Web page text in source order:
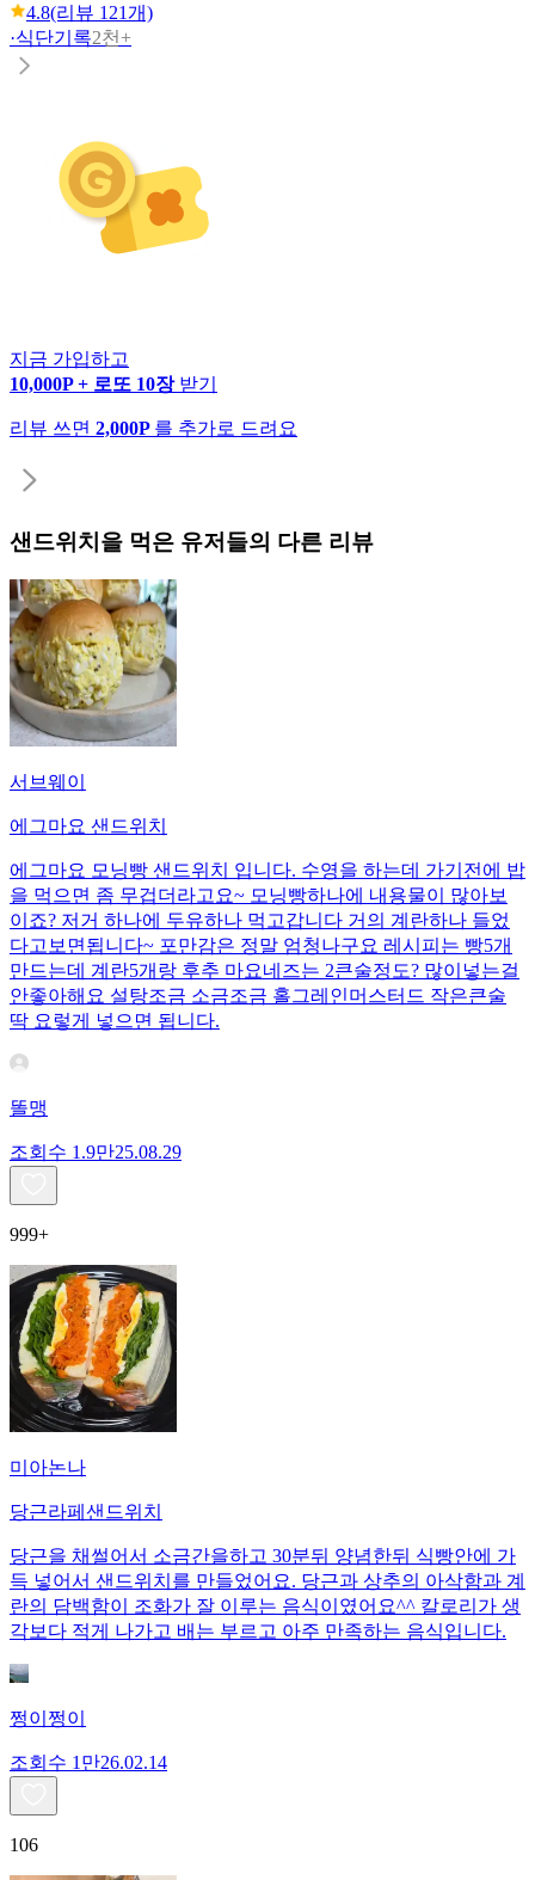
4.8(리뷰 121개)
·식단기록2천+
지금 가입하고
10,000P + 로또 10장 받기
리뷰 쓰면 2,000P 를 추가로 드려요
샌드위치 을 먹은 유저들의 다른 리뷰
서브웨이
에그마요 샌드위치
에그마요 모닝빵 샌드위치 입니다. 수영을 하는데 가기전에 밥
을 먹으면 좀 무겁더라고요~ 모닝빵하나에 내용물이 많아보
이죠? 저거 하나에 두유하나 먹고갑니다 거의 계란하나 들었
다고보면됩니다~ 포만감은 정말 엄청나구요 레시피는 빵5개
만드는데 계란5개랑 후추 마요네즈는 2큰술정도? 많이넣는걸
안좋아해요 설탕조금 소금조금 홀그레인머스터드 작은큰술
딱 요렇게 넣으면 됩니다.
똘맹
조회수 1.9만25.08.29
999+
미아논나
당근라페샌드위치
당근을 채썰어서 소금간을하고 30분뒤 양념한뒤 식빵안에 가
득 넣어서 샌드위치를 만들었어요. 당근과 상추의 아삭함과 계
란의 담백함이 조화가 잘 이루는 음식이였어요^^ 칼로리가 생
각보다 적게 나가고 배는 부르고 아주 만족하는 음식입니다.
쩡이쩡이
조회수 1만26.02.14
106